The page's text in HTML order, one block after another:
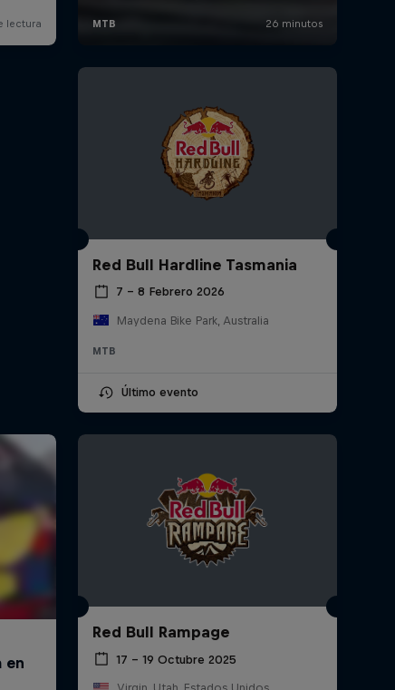
Red Bull Hardline Tasmania
7 – 8 Febrero 2026
Maydena Bike Park, Australia
MTB
Último evento
Red Bull Rampage
17 – 19 Octubre 2025